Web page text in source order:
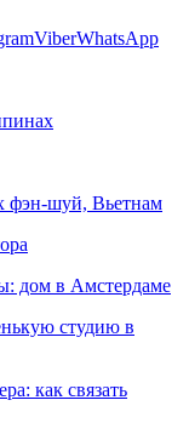
ViberWhatsApp
фэн-шуй, Вьетнам
дом в Амстердаме
студию в
как связать